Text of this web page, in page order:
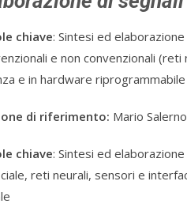
chiave: Sintesi ed
e non convenzionali
e in hardware
di riferimento: Mario
chiave: Sintesi ed
reti neurali, sensori e